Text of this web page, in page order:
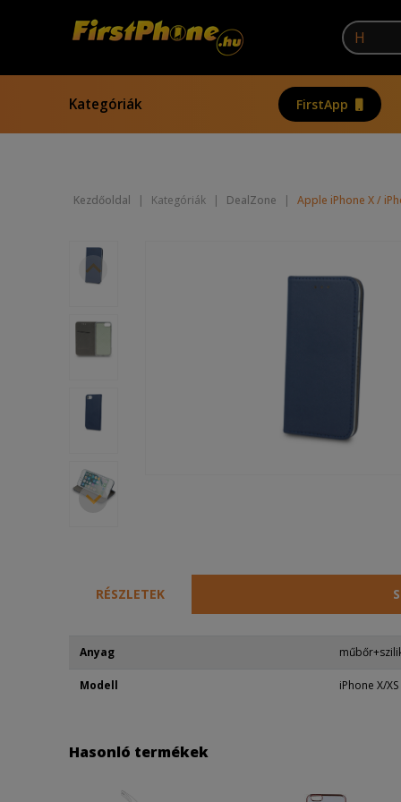
Kategóriák FirstApp
Kezdőoldal | Kategóriák | DealZone | Apple iPhone X /
RÉSZLETEK
Anyag
Modell iPhone X/XS
Hasonló termékek